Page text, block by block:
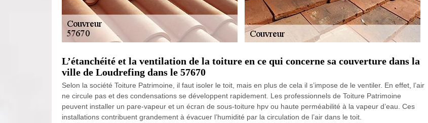
L’étanchéité et la ventilation de la toiture en ce qui concerne sa couverture dans la
ville de Loudrefing dans le 57670
Selon la société Toiture Patrimoine, il faut isoler le toit, mais en plus de cela il s’impose de le ventiler. En effet, l’air
ne circule pas et des condensations se développent rapidement. Les professionnels de Toiture Patrimoine
peuvent installer un pare-vapeur et un écran de sous-toiture hpv ou haute perméabilité à la vapeur d’eau. Ces
installations contribuent grandement à évacuer l’humidité par la circulation de l’air dans le toit.